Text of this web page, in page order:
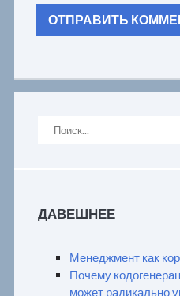
ДАВЕШНЕЕ
Менеджмент как
Почему
может радикально